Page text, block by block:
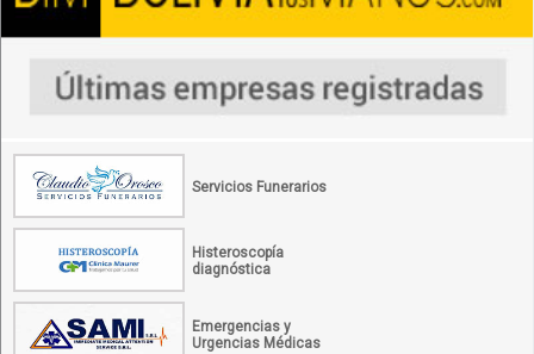
Servicios Funerarios
Histeroscopía
diagnóstica
Emergencias y
Urgencias Médicas